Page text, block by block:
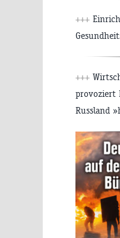
+++
+++
provoziert
Russland